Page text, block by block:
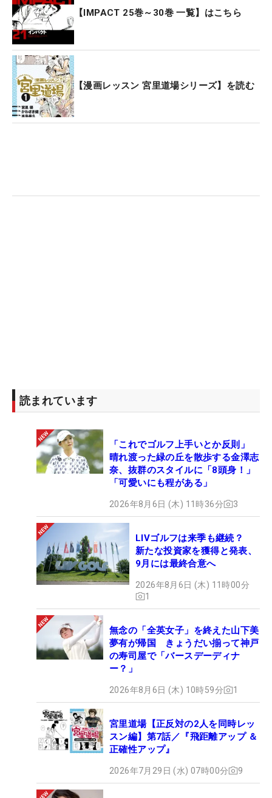
【IMPACT 25巻～30巻 一覧】はこちら
【漫画レッスン 宮里道場シリーズ】を読む
読まれています
「これでゴルフ上手いとか反則」
晴れ渡った緑の丘を散歩する金澤志
奈、抜群のスタイルに「8頭身！」
「可愛いにも程がある」
2026年8月6日 (木) 11時36分 3
LIVゴルフは来季も継続？
新たな投資家を獲得と発表、
9月には最終合意へ
2026年8月6日 (木) 11時00分
1
無念の「全英女子」を終えた山下美
夢有が帰国 きょうだい揃って神戸
の寿司屋で「バースデーディナ
ー？」
2026年8月6日 (木) 10時59分 1
宮里道場【正反対の2人を同時レッ
スン編】第7話／『飛距離アップ ＆
正確性アップ』
2026年7月29日 (水) 07時00分 9